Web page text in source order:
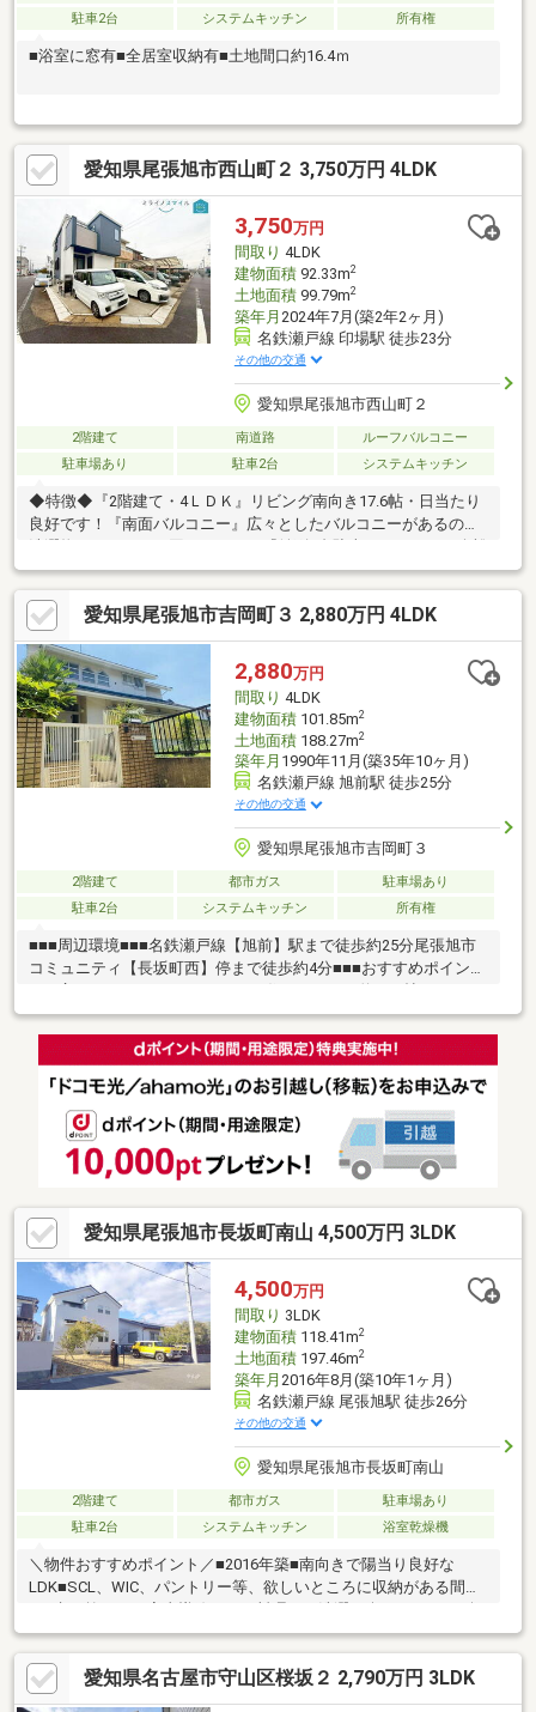
駐車2台
システムキッチン 所有権
■浴室に窓有■全居室収納有■土地間口約16.4ｍ
愛知県尾張旭市西山町２ 3,750万円 4LDK
3,750万円
間取り 4LDK
建物面積92.33m2
土地面積99.79m2
築年月 2024年7月(築2年2ヶ月)
名鉄瀬戸線 印場駅 徒歩23分
その他の交通
愛知県尾張旭市西山町２
2階建て 南道路
ルーフバルコニー
駐車場あり
駐車2台 システムキッチン
◆特徴◆『2階建て・4ＬＤＫ』リビング南向き17.6帖・日当たり
良好です！『南面バルコニー』広々としたバルコニーがあるので
洗濯物のスペースに困りません！『並列2台駐車』スペースに余裕
をもって駐車可能です！『大容量収納』全居室クローゼット付
き、パントリー、ホール収納、シューズクローゼットもあるため
収納スペースには困りません！『24時間換気システム』窓を開け
なくても空気を常に外と循環させ、新鮮な空気を送り続けます！
◆リフォーム後引き渡し可◆ご要望があればリフォーム工事後引
き渡し可能です！ご相談ください！
愛知県尾張旭市吉岡町３ 2,880万円 4LDK
2,880万円
間取り 4LDK
建物面積101.85m2
土地面積188.27m2
築年月 1990年11月(築35年10ヶ月)
名鉄瀬戸線 旭前駅 徒歩25分
その他の交通
愛知県尾張旭市吉岡町３
2階建て 都市ガス
駐車場あり
駐車2台
システムキッチン 所有権
■■■周辺環境■■■名鉄瀬戸線【旭前】駅まで徒歩約25分尾張旭市
コミュニティ【長坂町西】停まで徒歩約4分■■■おすすめポイント
加え、1階・2階それぞれに和室を備え、ご家族のライフスタイル
に合わせて多目的にお使いいただけます。庭やテラス、ロフトも
あり、お子様の遊び場や収納スペースとしても便利です。これま
で賃貸物件として活用されていましたが、定期的なメンテナンス
辺は交通量が少なく落ち着いた住環境かつ、周辺施設も充実。小
さなお子様がいるご家庭にもおすすめです！
愛知県尾張旭市長坂町南山 4,500万円 3LDK
4,500万円
間取り 3LDK
建物面積118.41m2
土地面積197.46m2
築年月 2016年8月(築10年1ヶ月)
名鉄瀬戸線 尾張旭駅 徒歩26分
その他の交通
愛知県尾張旭市長坂町南山
2階建て 都市ガス
駐車場あり
駐車2台
システムキッチン 浴室乾燥機
＼物件おすすめポイント／■2016年築■南向きで陽当り良好な
LDK■SCL、WIC、パントリー等、欲しいところに収納がある間取
り■考え抜かれた家事導線で、お料理・お洗濯が楽になります■無
垢材を用いた、自然を感じるフローリング■第一種低層住居専用
地域で、陽当り良好な立地■敷地面積約60坪。建売住宅ではなか
なか売り出しがありません。■お車は2台駐車可能です＼充実の周
辺施設／■「長坂町」バス停徒歩1分■本地原小学校 徒歩11分■旭
愛知県名古屋市守山区桜坂２ 2,790万円 3LDK